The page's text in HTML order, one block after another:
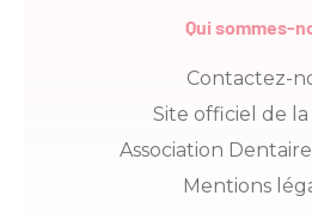
Qui sommes-
Contactez-
Site officiel de la
Association
Mentions